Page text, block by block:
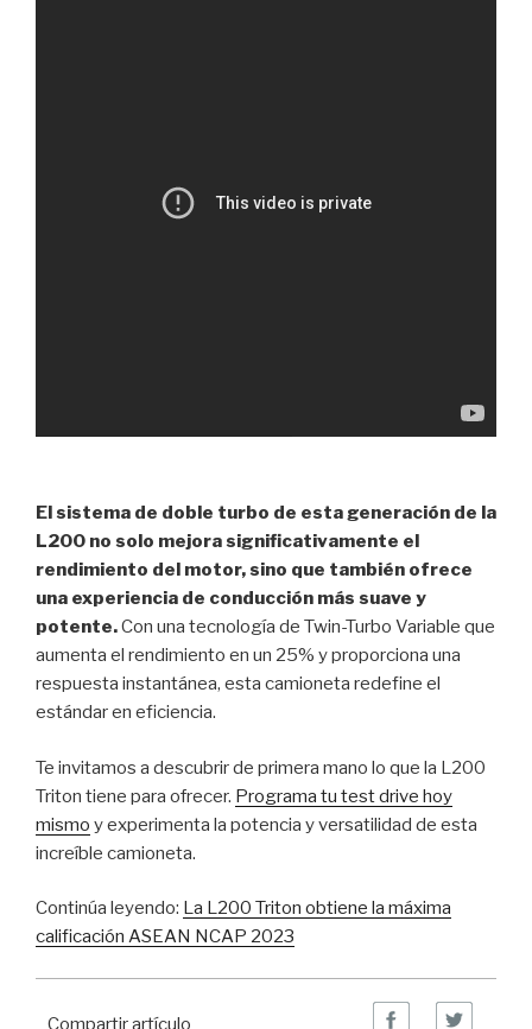
El sistema de doble turbo de esta generación de la
L200 no solo mejora significativamente el
rendimiento del motor, sino que también ofrece
una experiencia de conducción más suave y
potente.Con una tecnología de Twin-Turbo Variable que
aumenta el rendimiento en un 25% y proporciona una
respuesta instantánea, esta camioneta redefine el
estándar en eficiencia.
Te invitamos a descubrir de primera mano lo que la L200
Triton tiene para ofrecer. Programa tu test drive hoy
mismo y experimenta la potencia y versatilidad de esta
increíble camioneta.
Continúa leyendo: La L200 Triton obtiene la máxima
calificación ASEAN NCAP 2023
Compartir artículo